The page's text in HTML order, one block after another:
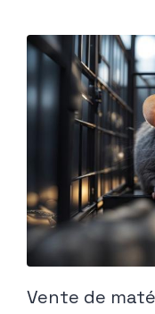
Vente de